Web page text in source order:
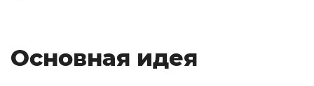
Основная идея